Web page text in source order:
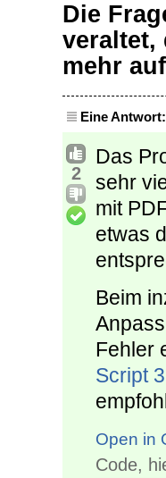
Die
veraltet,
mehr
Eine Antwort:
2
Das
sehr
mit
etwas
Beim
Fehler
Script
Open in
Code,